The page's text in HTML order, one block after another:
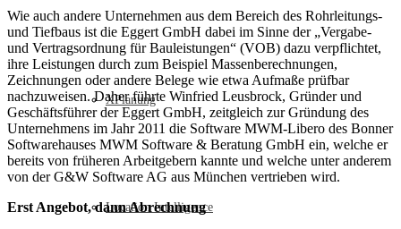
XPlanung
Location Intelligence
Wie auch andere Unternehmen aus dem Bereich des Rohrleitungs-
und Tiefbaus ist die Eggert GmbH dabei im Sinne der „Vergabe-
und Vertragsordnung für Bauleistungen“ (VOB) dazu verpflichtet,
ihre Leistungen durch zum Beispiel Massenberechnungen,
Zeichnungen oder andere Belege wie etwa Aufmaße prüfbar
nachzuweisen. Daher führte Winfried Leusbrock, Gründer und
Geschäftsführer der Eggert GmbH, zeitgleich zur Gründung des
Unternehmens im Jahr 2011 die Software MWM-Libero des Bonner
Softwarehauses MWM Software & Beratung GmbH ein, welche er
bereits von früheren Arbeitgebern kannte und welche unter anderem
von der G&W Software AG aus München vertrieben wird.
Erst Angebot, dann Abrechnung